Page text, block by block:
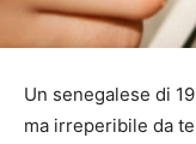
Un senegalese di
ma irreperibile da